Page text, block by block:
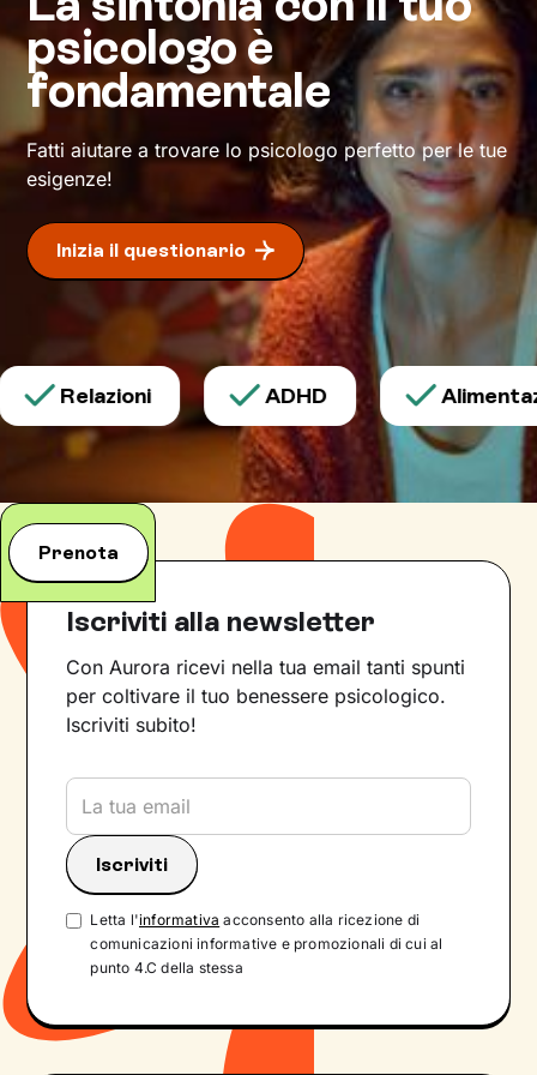
tuo fianco per spronarti e sostenerti, e
cammineremo insieme verso la meta: il tuo
benessere.
psicologo è
fondamentale
Fatti aiutare a trovare lo psicologo perfetto per le tue
esigenze!
Inizia il questionario
Relazioni ADHD
Prenota
Iscriviti alla newsletter
Con Aurora ricevi nella tua email tanti spunti
per coltivare il tuo benessere psicologico.
Iscriviti subito!
Letta l'informativa acconsento alla ricezione di
comunicazioni informative e promozionali di cui al
punto 4.C della stessa